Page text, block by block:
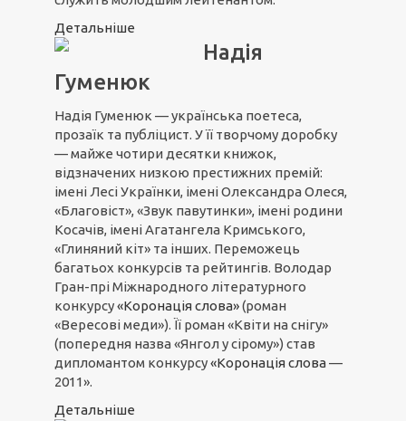
Детальніше
Надія
Гуменюк
Надія Гуменюк — українська поетеса,
прозаїк та публіцист. У її творчому доробку
— майже чотири десятки книжок,
відзначених низкою престижних премій:
імені Лесі Українки, імені Олександра Олеся,
«Благовіст», «Звук павутинки», імені родини
Косачів, імені Агатангела Кримського,
«Глиняний кіт» та інших. Переможець
багатьох конкурсів та рейтингів. Володар
Гран-прі Міжнародного літературного
конкурсу«Коронація слова»(роман
«Вересові меди»). Її роман «Квіти на снігу»
(попередня назва «Янгол у сірому») став
дипломантом конкурсу«Коронація слова—
2011».
Детальніше